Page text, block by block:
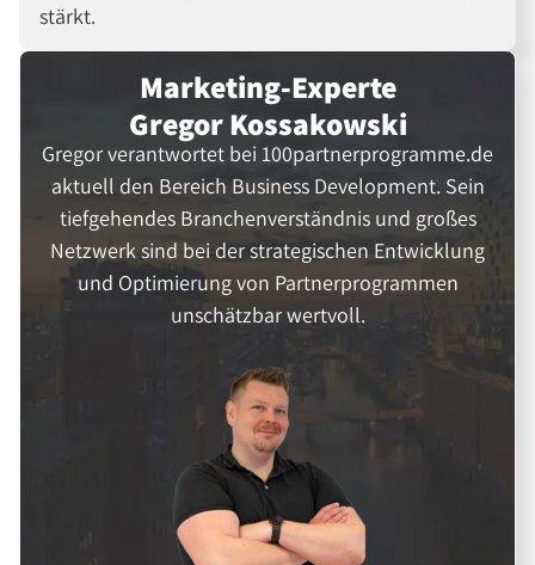
stärkt.
Marketing-Experte
Gregor Kossakowski
Gregor verantwortet bei 100partnerprogramme.de
aktuell den Bereich Business Development. Sein
tiefgehendes Branchenverständnis und großes
Netzwerk sind bei der strategischen Entwicklung
und Optimierung von Partnerprogrammen
unschätzbar wertvoll.